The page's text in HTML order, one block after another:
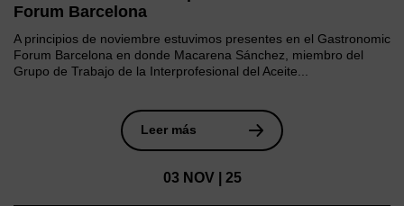
Forum Barcelona
A principios de noviembre estuvimos presentes en el Gastronomic
Forum Barcelona en donde Macarena Sánchez, miembro del
Grupo de Trabajo de la Interprofesional del Aceite...
Leer más
03 NOV | 25